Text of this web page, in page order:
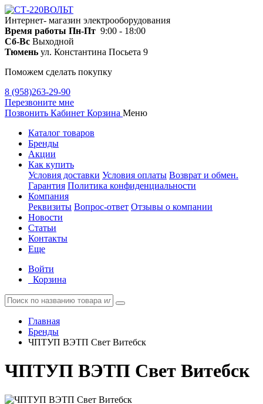
Интернет- магазин электрооборудования
Время работы Пн-Пт 9:00 - 18:00
Сб-Вс Выходной
Тюмень ул. Константина Посьета 9
Поможем сделать покупку
8 (958)263-29-90
Перезвоните мне
Позвонить Кабинет Корзина Меню
Каталог товаров
Бренды
Акции
Как купить
Условия доставки Условия оплаты Возврат и обмен.
Гарантия Политика конфиденциальности
Компания
Реквизиты Вопрос-ответ Отзывы о компании
Новости
Статьи
Контакты
Еще
Войти
Корзина
Главная
Бренды
ЧПТУП ВЭТП Свет Витебск
ЧПТУП ВЭТП Свет Витебск